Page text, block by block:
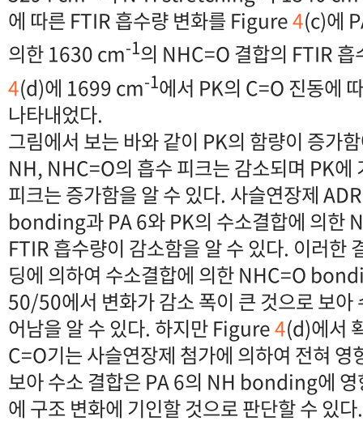
에 따른 FTIR 흡수량 변화를 Figure4(c)에
의한 1630 cm-1의 NHC=O 결합의 FTIR
4(d)에 1699 cm-1에서 PK의 C=O 진동에
나타내었다.
그림에서 보는 바와 같이 PK의 함량이 증가
NH, NHC=O의 흡수 피크는 감소되며 PK에
피크는 증가함을 알 수 있다. 사슬연장제
bonding과 PA 6와 PK의 수소결합에 의한
FTIR 흡수량이 감소함을 알 수 있다. 이러한
딩에 의하여 수소결합에 의한 NHC=O
50/50에서 변화가 감소 폭이 큰 것으로 보아
어남을 알 수 있다. 하지만 Figure4(d)에서
C=O기는 사슬연장제 첨가에 의하여 전혀 영
보아 수소 결합은 PA 6의 NH bonding에 영
에 구조 변화에 기인할 것으로 판단할 수 있